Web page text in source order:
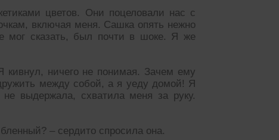
цветов. Они поцеловали нас с
включая меня. Сашка опять нежно
мог сказать, был почти в шоке. Я же
ничего не понимая. Зачем ему
между собой, а я уеду домой! Я
выдержала, схватила меня за руку.
– сердито спросила она.